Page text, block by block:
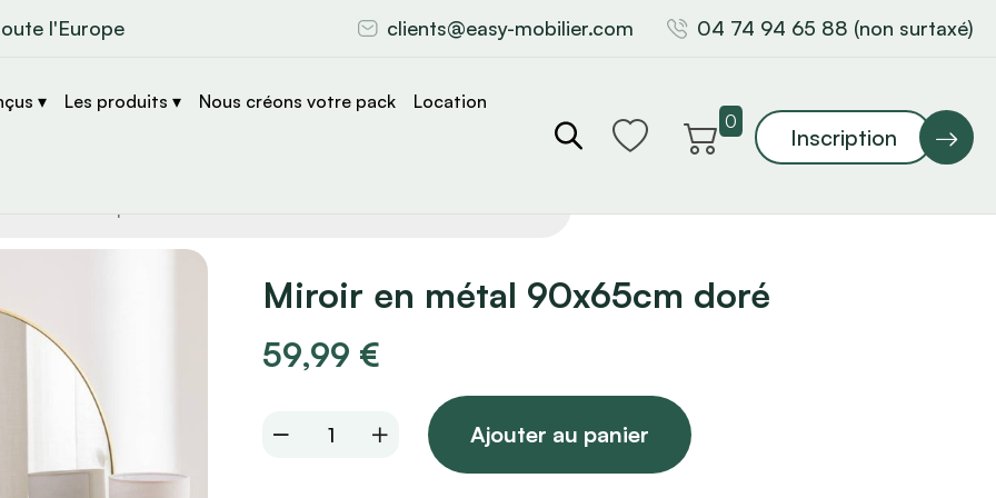
l'Europe clients@easy-mobilier.com 04 74 94 65 88 (non surtaxé)
0
Inscription
▾ Les produits ▾ Nous créons votre pack Location
Miroir en métal 90x65cm doré
59,99 €
Miroir
Ajouter au panier